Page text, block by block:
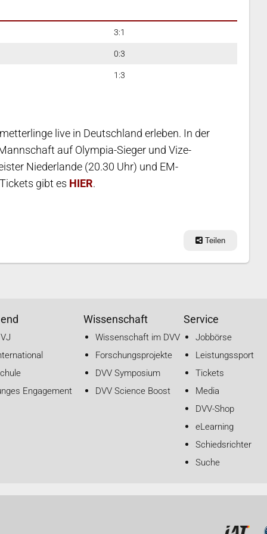
3:1
0:3
1:3
live in Deutschland erleben. In der
auf Olympia-Sieger und Vize-
Niederlande (20.30 Uhr) und EM-
gibt es HIER.
Teilen
Engagement
Wissenschaft
Wissenschaft im DVV
Forschungsprojekte
DVV Symposium
DVV Science Boost
Service
Jobbörse
Leistungssport
Tickets
Media
DVV-Shop
eLearning
Schiedsrichter
Suche